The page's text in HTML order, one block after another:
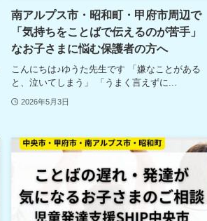
南アルプス市・昭和町・甲府市周辺で
「気持ちをことばで伝えるのが苦手」
なお子さまに悩む保護者の方へ
こんにちは♪ゆうた先生です 「嫌なことがある
と、泣いてしまう」 「うまく言えずに...
2026年5月3日